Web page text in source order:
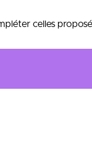
celles